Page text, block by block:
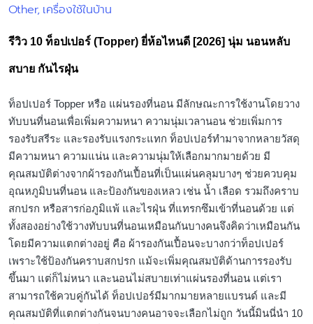
Posted
Other เครื่องใช้ในบ้าน
รีวิว 10 ท็อปเปอร์ (Topper) ยี่ห้อไหนดี [2026] นุ่ม นอนหลับ
สบาย กันไรฝุ่น
ท็อปเปอร์ Topper หรือ แผ่นรองที่นอน มีลักษณะการใช้งานโดยวาง
ทับบนที่นอนเพื่อเพิ่มความหนา ความนุ่มเวลานอน ช่วยเพิ่มการ
รองรับสรีระ และรองรับแรงกระแทก ท็อปเปอร์ทำมาจากหลายวัสดุ
มีความหนา ความแน่น และความนุ่มให้เลือกมากมายด้วย มี
คุณสมบัติต่างจากผ้ารองกันเปื้อนที่เป็นแผ่นคลุมบางๆ ช่วยควบคุม
อุณหภูมิบนที่นอน และป้องกันของเหลว เช่น น้ำ เลือด รวมถึงคราบ
สกปรก หรือสารก่อภูมิแพ้ และไรฝุ่น ที่แทรกซึมเข้าที่นอนด้วย แต่
ทั้งสองอย่างใช้วางทับบนที่นอนเหมือนกันบางคนจึงคิดว่าเหมือนกัน
โดยมีความแตกต่างอยู่ คือ ผ้ารองกันเปื้อนจะบางกว่าท็อปเปอร์
เพราะใช้ป้องกันคราบสกปรก แม้จะเพิ่มคุณสมบัติด้านการรองรับ
ขึ้นมา แต่ก็ไม่หนา และนอนไม่สบายเท่าแผ่นรองที่นอน แต่เรา
สามารถใช้ควบคู่กันได้ ท็อปเปอร์มีมากมายหลายแบรนด์ และมี
คุณสมบัติที่แตกต่างกันจนบางคนอาจจะเลือกไม่ถูก วันนี้มินนี่นำ 10